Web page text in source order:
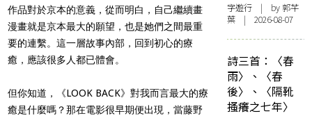
作品對於京本的意義，從而明白，自己繼續畫
漫畫就是京本最大的願望，也是她們之間最重
要的連繫。這一層故事內部，回到初心的療
癒，應該很多人都已體會。
但你知道，《LOOK BACK》對我而言最大的療
癒是什麼嗎？那在電影很早期便出現，當藤野
字遊行 | by 郭芊
葉 | 2026-08-07
詩三首：〈春
雨〉、〈春
後〉、〈隔靴
搔癢之七年〉